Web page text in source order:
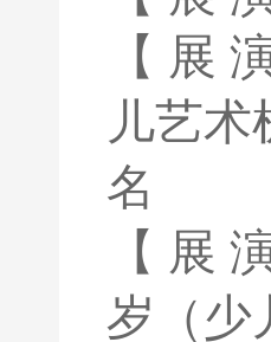
【 展
儿艺
名
【 展
岁（少